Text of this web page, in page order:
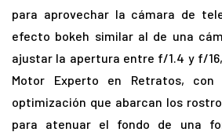
para aprovechar la cámara de
efecto bokeh similar al de una
ajustar la apertura entre f/1.4 y f/
Motor Experto en Retratos, con
optimización que abarcan los
para atenuar el fondo de una